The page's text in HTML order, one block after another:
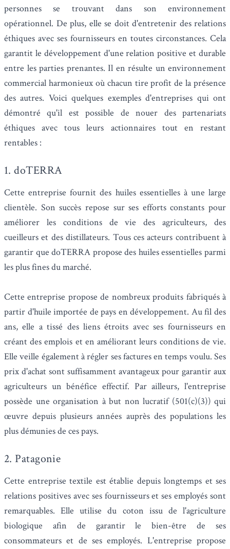
personnes se trouvant dans son environnement
opérationnel. De plus, elle se doit d'entretenir des relations
éthiques avec ses fournisseurs en toutes circonstances. Cela
garantit le développement d'une relation positive et durable
entre les parties prenantes. Il en résulte un environnement
commercial harmonieux où chacun tire profit de la présence
des autres. Voici quelques exemples d'entreprises qui ont
démontré qu'il est possible de nouer des partenariats
éthiques avec tous leurs actionnaires tout en restant
rentables :
1. doTERRA
Cette entreprise fournit des huiles essentielles à une large
clientèle. Son succès repose sur ses efforts constants pour
améliorer les conditions de vie des agriculteurs, des
cueilleurs et des distillateurs. Tous ces acteurs contribuent à
garantir que doTERRA propose des huiles essentielles parmi
les plus fines du marché.
Cette entreprise propose de nombreux produits fabriqués à
partir d'huile importée de pays en développement. Au fil des
ans, elle a tissé des liens étroits avec ses fournisseurs en
créant des emplois et en améliorant leurs conditions de vie.
Elle veille également à régler ses factures en temps voulu. Ses
prix d'achat sont suffisamment avantageux pour garantir aux
agriculteurs un bénéfice effectif. Par ailleurs, l'entreprise
possède une organisation à but non lucratif (501(c)(3)) qui
œuvre depuis plusieurs années auprès des populations les
plus démunies de ces pays.
2. Patagonie
Cette entreprise textile est établie depuis longtemps et ses
relations positives avec ses fournisseurs et ses employés sont
remarquables. Elle utilise du coton issu de l'agriculture
biologique afin de garantir le bien-être de ses
consommateurs et de ses employés. L'entreprise propose